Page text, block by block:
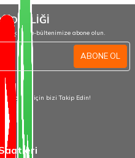
için e-bültenimize abone olun.
ABONE OL
olmak için bizi Takip Edin!